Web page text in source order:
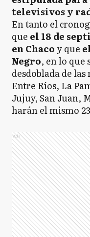
televisivos y
En tanto el
que el 18 de
en Chaco y que
Negro, en lo que
desdoblada de
Entre Ríos, La
Jujuy, San Juan,
harán el mismo
Ads